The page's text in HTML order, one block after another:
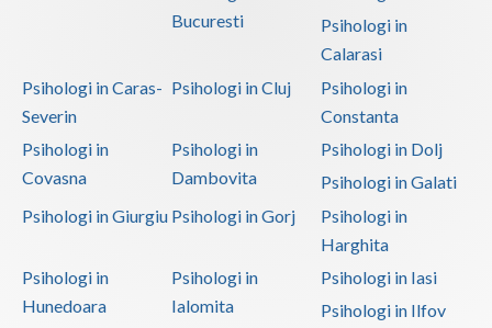
Bucuresti
Psihologi in
Calarasi
Psihologi in Caras-
Severin
Psihologi in Cluj
Psihologi in
Constanta
Psihologi in
Covasna
Psihologi in
Dambovita
Psihologi in Dolj
Psihologi in Galati
Psihologi in Giurgiu Psihologi in Gorj
Psihologi in
Harghita
Psihologi in
Hunedoara
Psihologi in
Ialomita
Psihologi in Iasi
Psihologi in Ilfov